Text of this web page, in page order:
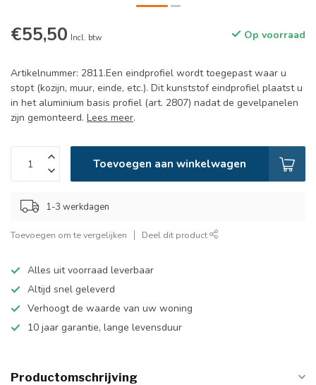
€55,50 Incl. btw Op voorraad
Artikelnummer: 2811.Een eindprofiel wordt toegepast waar u
stopt (kozijn, muur, einde, etc.). Dit kunststof eindprofiel plaatst u
in het aluminium basis profiel (art. 2807) nadat de gevelpanelen
zijn gemonteerd. Lees meer.
Toevoegen aan winkelwagen
1-3 werkdagen
Toevoegen om te vergelijken Deel dit product
Alles uit voorraad leverbaar
Altijd snel geleverd
Verhoogt de waarde van uw woning
10 jaar garantie, lange levensduur
Productomschrijving